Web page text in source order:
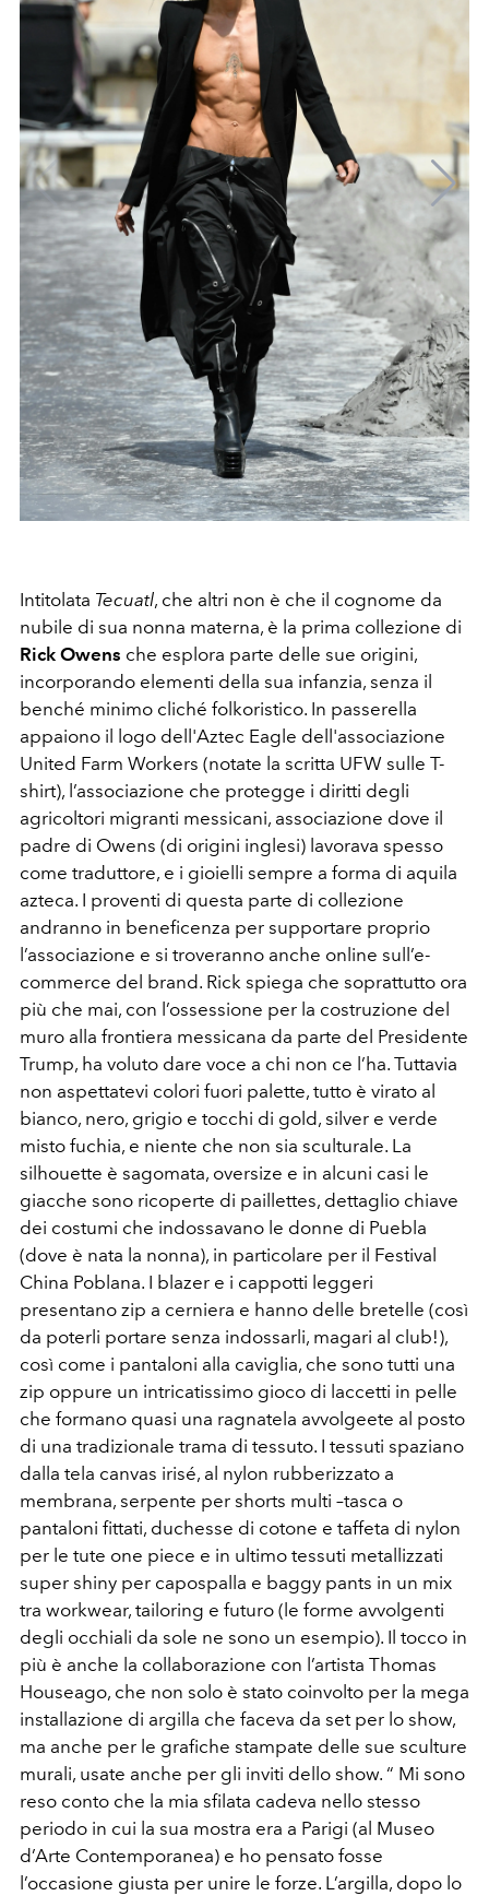
Intitolata Tecuatl, che altri non è che il cognome da
nubile di sua nonna materna, è la prima collezione di
Rick Owens che esplora parte delle sue origini,
incorporando elementi della sua infanzia, senza il
benché minimo cliché folkoristico. In passerella
appaiono il logo dell'Aztec Eagle dell'associazione
United Farm Workers (notate la scritta UFW sulle T-
shirt), l’associazione che protegge i diritti degli
agricoltori migranti messicani, associazione dove il
padre di Owens (di origini inglesi) lavorava spesso
come traduttore, e i gioielli sempre a forma di aquila
azteca. I proventi di questa parte di collezione
andranno in beneficenza per supportare proprio
l’associazione e si troveranno anche online sull’e-
commerce del brand. Rick spiega che soprattutto ora
più che mai, con l’ossessione per la costruzione del
muro alla frontiera messicana da parte del Presidente
Trump, ha voluto dare voce a chi non ce l’ha. Tuttavia
non aspettatevi colori fuori palette, tutto è virato al
bianco, nero, grigio e tocchi di gold, silver e verde
misto fuchia, e niente che non sia sculturale. La
silhouette è sagomata, oversize e in alcuni casi le
giacche sono ricoperte di paillettes, dettaglio chiave
dei costumi che indossavano le donne di Puebla
(dove è nata la nonna), in particolare per il Festival
China Poblana. I blazer e i cappotti leggeri
presentano zip a cerniera e hanno delle bretelle (così
da poterli portare senza indossarli, magari al club!),
così come i pantaloni alla caviglia, che sono tutti una
zip oppure un intricatissimo gioco di laccetti in pelle
che formano quasi una ragnatela avvolgeete al posto
di una tradizionale trama di tessuto. I tessuti spaziano
dalla tela canvas irisé, al nylon rubberizzato a
membrana, serpente per shorts multi –tasca o
pantaloni fittati, duchesse di cotone e taffeta di nylon
per le tute one piece e in ultimo tessuti metallizzati
super shiny per capospalla e baggy pants in un mix
tra workwear, tailoring e futuro (le forme avvolgenti
degli occhiali da sole ne sono un esempio). Il tocco in
più è anche la collaborazione con l’artista Thomas
Houseago, che non solo è stato coinvolto per la mega
installazione di argilla che faceva da set per lo show,
ma anche per le grafiche stampate delle sue sculture
murali, usate anche per gli inviti dello show. “ Mi sono
reso conto che la mia sfilata cadeva nello stesso
periodo in cui la sua mostra era a Parigi (al Museo
d’Arte Contemporanea) e ho pensato fosse
l’occasione giusta per unire le forze. L’argilla, dopo lo